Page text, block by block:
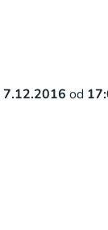
7.12.2016 od